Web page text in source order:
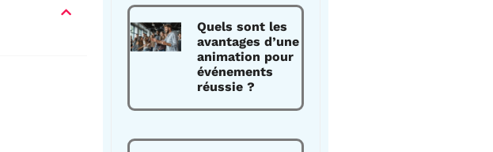
Quels sont les
avantages d’une
animation pour
événements
réussie ?